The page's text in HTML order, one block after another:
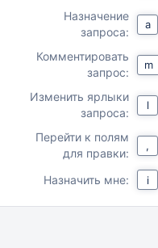
Назначение
запроса:
a
Комментировать
запрос:
m
Изменить ярлыки
запроса:
l
Перейти к полям
для правки:
,
Назначить мне: i